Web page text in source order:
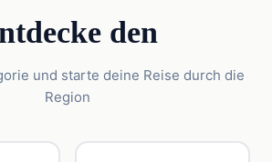
den
und starte deine Reise durch die
Region